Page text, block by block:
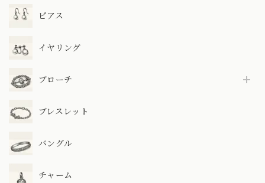
ピアス
イヤリング
ブローチ
ブレスレット
バングル
チャーム